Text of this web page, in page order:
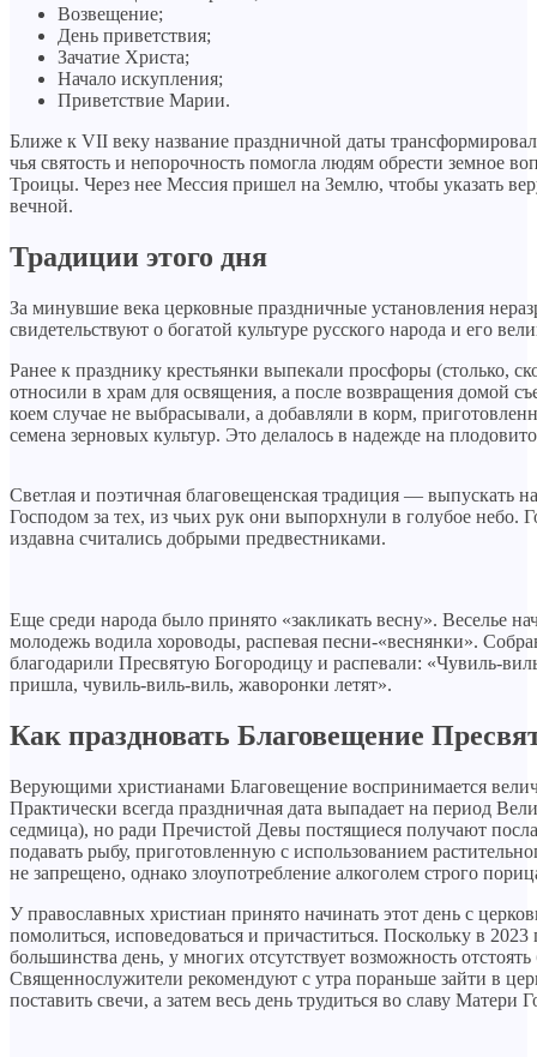
Возвещение;
День приветствия;
Зачатие Христа;
Начало искупления;
Приветствие Марии.
Ближе к VII веку название праздничной даты
чья святость и непорочность помогла людям обрести земное
Троицы. Через нее Мессия пришел на Землю, чтобы указать
вечной.
Традиции этого дня
За минувшие века церковные праздничные установления
свидетельствуют о богатой культуре русского народа и его
Ранее к празднику крестьянки выпекали просфоры (столько,
относили в храм для освящения, а после возвращения домой
коем случае не выбрасывали, а добавляли в корм,
семена зерновых культур. Это делалось в надежде на
Светлая и поэтичная благовещенская традиция — выпускать
Господом за тех, из чьих рук они выпорхнули в голубое небо.
издавна считались добрыми предвестниками.
Еще среди народа было принято «закликать весну». Веселье
молодежь водила хороводы, распевая песни-«веснянки».
благодарили Пресвятую Богородицу и распевали: «Чувиль-
пришла, чувиль-виль-виль, жаворонки летят».
Как праздновать Благовещение
Верующими христианами Благовещение воспринимается
Практически всегда праздничная дата выпадает на период
седмица), но ради Пречистой Девы постящиеся получают
подавать рыбу, приготовленную с использованием
не запрещено, однако злоупотребление алкоголем строго
У православных христиан принято начинать этот день с
помолиться, исповедоваться и причаститься. Поскольку в
большинства день, у многих отсутствует возможность
Священнослужители рекомендуют с утра пораньше зайти в
поставить свечи, а затем весь день трудиться во славу Матери